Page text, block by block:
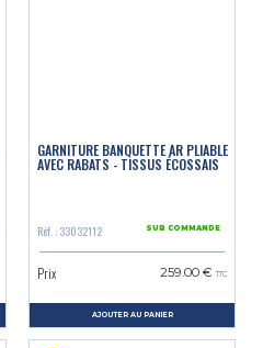
GARNITURE BANQUETTE AR PLIABLE
AVEC RABATS - TISSUS ÉCOSSAIS
Réf. : 33032112 SUR COMMANDE
Prix 259.00 € TTC
AJOUTER AU PANIER